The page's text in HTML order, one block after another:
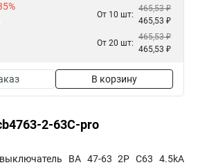
От 10 шт:
465,53 ₽
465,53 ₽
От 20 шт:
465,53 ₽
465,53 ₽
В корзину
2-63C-pro
ВА 47-63 2P C63 4.5kA